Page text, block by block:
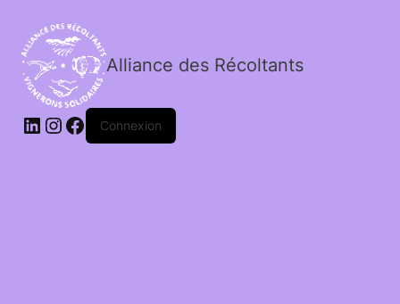
Alliance des Récoltants
Connexion